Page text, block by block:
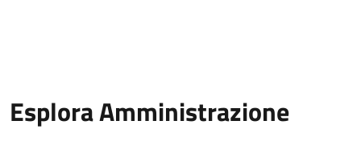
Esplora Amministrazione